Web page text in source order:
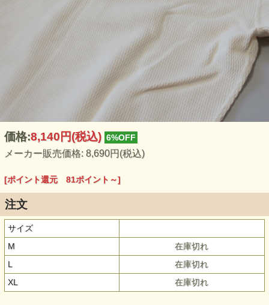
価格:8,140円(税込) 6%OFF
メーカー販売価格: 8,690円(税込)
[ポイント還元 81ポイント～]
注文
サイズ
M
在庫切れ
L
在庫切れ
XL
在庫切れ